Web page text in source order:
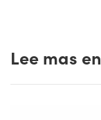
Lee mas en